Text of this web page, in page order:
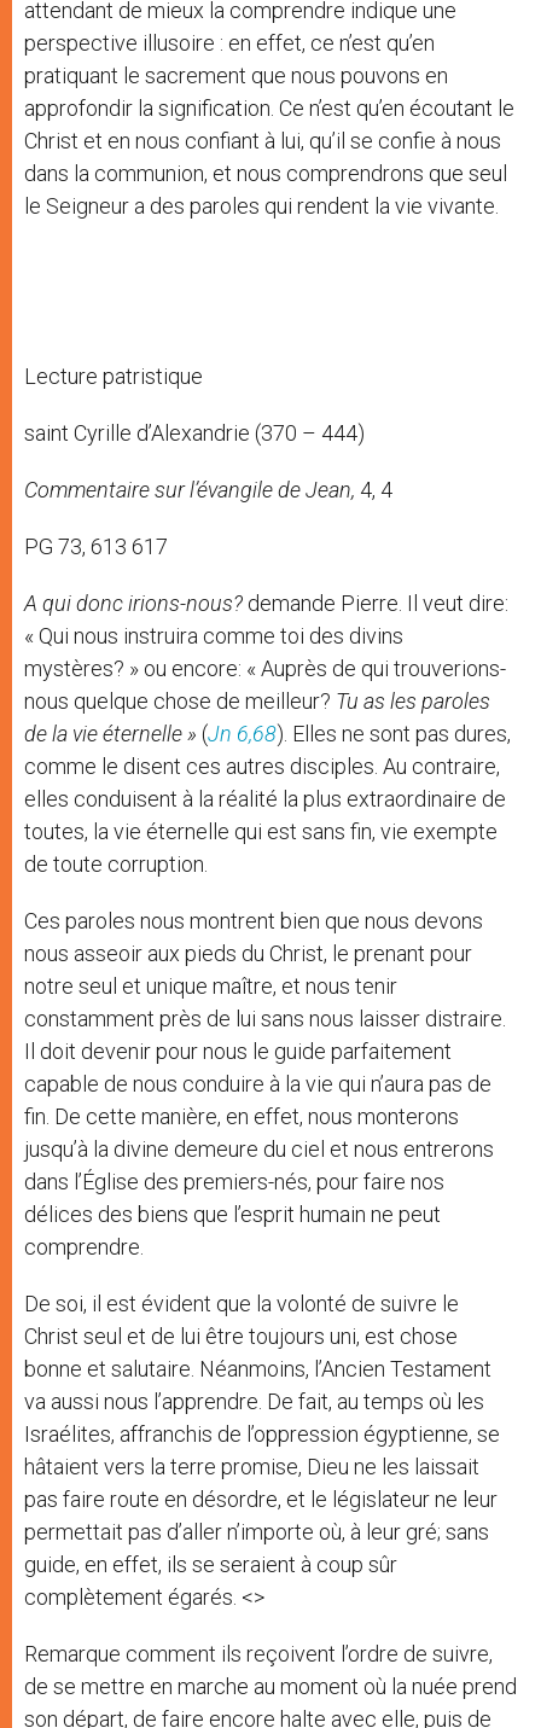
attendant de mieux la comprendre indique une
perspective illusoire : en effet, ce n’est qu’en
pratiquant le sacrement que nous pouvons en
approfondir la signification. Ce n’est qu’en écoutant le
Christ et en nous confiant à lui, qu’il se confie à nous
dans la communion, et nous comprendrons que seul
le Seigneur a des paroles qui rendent la vie vivante.
Lecture patristique
saint Cyrille d’Alexandrie (370 – 444)
Commentaire sur l’évangile de Jean, 4, 4
PG 73, 613 617
A qui donc irions-nous? demande Pierre. Il veut dire:
« Qui nous instruira comme toi des divins
mystères? » ou encore: « Auprès de qui trouverions-
nous quelque chose de meilleur? Tu as les paroles
de la vie éternelle » (Jn 6,68). Elles ne sont pas dures,
comme le disent ces autres disciples. Au contraire,
elles conduisent à la réalité la plus extraordinaire de
toutes, la vie éternelle qui est sans fin, vie exempte
de toute corruption.
Ces paroles nous montrent bien que nous devons
nous asseoir aux pieds du Christ, le prenant pour
notre seul et unique maître, et nous tenir
constamment près de lui sans nous laisser distraire.
Il doit devenir pour nous le guide parfaitement
capable de nous conduire à la vie qui n’aura pas de
fin. De cette manière, en effet, nous monterons
jusqu’à la divine demeure du ciel et nous entrerons
dans l’Église des premiers-nés, pour faire nos
délices des biens que l’esprit humain ne peut
comprendre.
De soi, il est évident que la volonté de suivre le
Christ seul et de lui être toujours uni, est chose
bonne et salutaire. Néanmoins, l’Ancien Testament
va aussi nous l’apprendre. De fait, au temps où les
Israélites, affranchis de l’oppression égyptienne, se
hâtaient vers la terre promise, Dieu ne les laissait
pas faire route en désordre, et le législateur ne leur
permettait pas d’aller n’importe où, à leur gré; sans
guide, en effet, ils se seraient à coup sûr
complètement égarés. <>
Remarque comment ils reçoivent l’ordre de suivre,
de se mettre en marche au moment où la nuée prend
son départ, de faire encore halte avec elle, puis de